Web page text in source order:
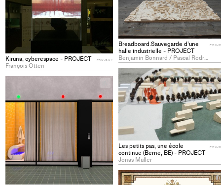
Breadboard.Sauvegarde d’une
halle industrielle - PROJECT
Benjamin Bonnard / Pascal Rodrigues Telo R.
Kiruna, cyberespace - PROJECT
François Otten
PROJECT
to
collections
Les petits pas, une école
continue (Berne, BE) - PROJECT
Jonas Müller
+
Add
project
to
collections
+